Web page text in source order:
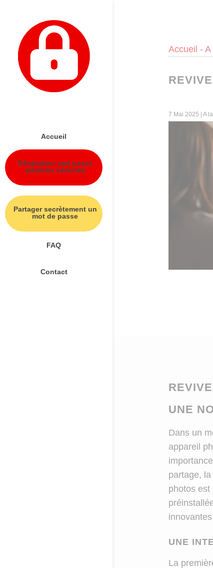
Accueil
Générateur mot passe
aléatoire sécurisé
Partager secrètement un
mot de passe
FAQ
Contact
Accueil - A
7 Mai 2025 A
UNE
Dans un
appareil
partage,
photos est
UNE
La